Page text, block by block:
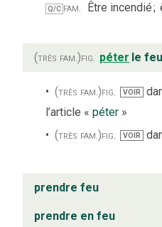
Q/C fam. Être incendié;
(très fam.)fig. péter le feu
(très fam.)fig. VOIR
l’article « péter »
(très fam.)fig. VOIR
prendre feu
prendre en feu